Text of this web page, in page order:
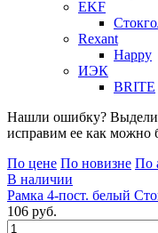
EKF
Rexant
Happy
ИЭК
BRITE
Нашли ошибку?
исправим ее как можно
По цене По новизне По
В наличии
Рамка 4-пост. белый
106 руб.